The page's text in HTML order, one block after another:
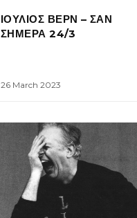
ΙΟΥΛΙΟΣ ΒΕΡΝ – ΣΑΝ
ΣΗΜΕΡΑ 24/3
26 March 2023